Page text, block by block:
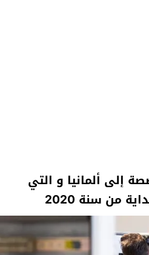
إلى ألمانيا و التي
من سنة 2020